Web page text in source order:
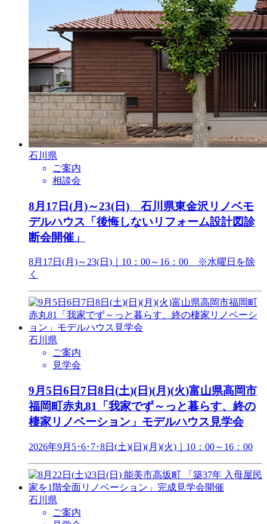
石川県
ご案内
相談会
8月17日(月)～23(日) 石川県東金沢リノベモ
デルハウス「後悔しないリフォーム設計図診
断会開催」
8月17日(月)～23(日)｜10：00～16：00 ※水曜日を除
く
石川県
ご案内
見学会
9月5日6日7日8日(土)(日)(月)(火)富山県高岡市
福岡町赤丸81「我家でず～っと暮らす、終の
棲家リノベーション」モデルハウス見学会
2026年9月5･6･7･8日(土)(日)(月)(火)｜10：00～16：00
石川県
ご案内